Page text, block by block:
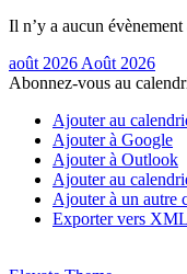
Il n’y a aucun
août 2026 Août 2026
Abonnez-vous au
Ajouter au
Ajouter à Google
Ajouter à Outlook
Ajouter au
Ajouter à un autre
Exporter vers XML